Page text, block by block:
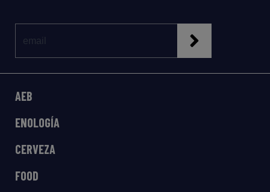
AEB
ENOLOGÍA
CERVEZA
FOOD